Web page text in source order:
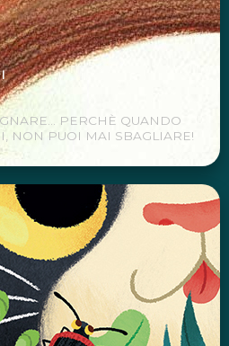
PERCHÈ QUANDO
NON PUOI MAI SBAGLIARE!